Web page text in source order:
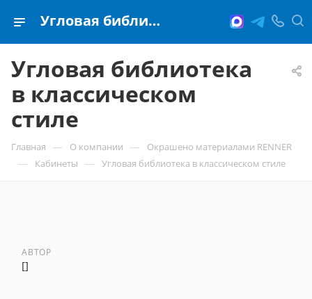
Угловая библиотека в классическом стиле
Угловая библиотека
в классическом
стиле
Главная — О компании — Окрашено материалами RENNER
— Кабинеты — Угловая библиотека в классическом стиле
АВТОР
[]